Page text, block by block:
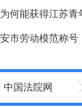
何能获得江苏青
市劳动模范称号
中国法院网